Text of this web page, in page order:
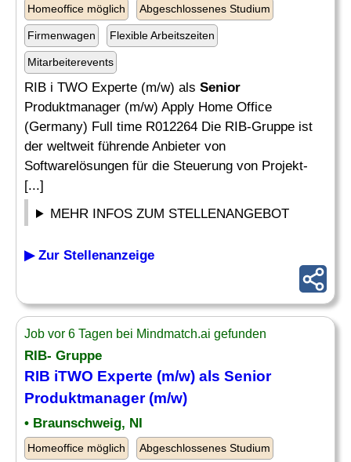
Homeoffice möglich Abgeschlossenes Studium
Firmenwagen Flexible Arbeitszeiten
Mitarbeiterevents
RIB i TWO Experte (m/w) als Senior
Produktmanager (m/w) Apply Home Office
(Germany) Full time R012264 Die RIB-Gruppe ist
der weltweit führende Anbieter von
Softwarelösungen für die Steuerung von Projekt-
[...]
MEHR INFOS ZUM STELLENANGEBOT
▶ Zur Stellenanzeige
Job vor 6 Tagen bei Mindmatch.ai gefunden
RIB- Gruppe
RIB iTWO Experte (m/w) als Senior
Produktmanager (m/w)
• Braunschweig, NI
Homeoffice möglich Abgeschlossenes Studium